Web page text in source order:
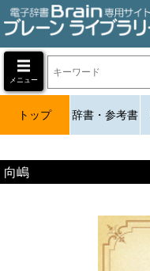
メニュー
トップ 辞書・参考書
向嶋